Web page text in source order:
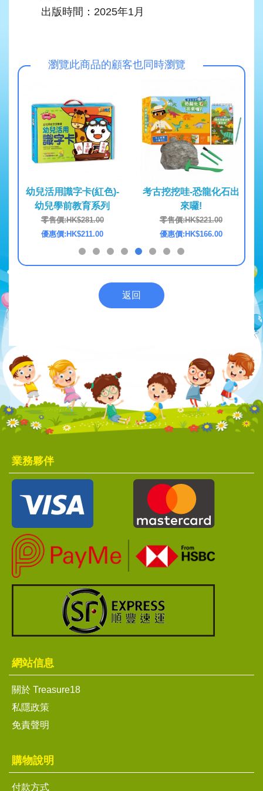
出版時間：2025年1月
瀏覽此商品的顧客也同時瀏覽
幼兒活用識字卡(紅色)-
幼兒學前教育系列
零售價:HK$281.00
優惠價:HK$211.00
考古挖挖哇-恐龍化石出
來囉!
零售價:HK$221.00
優惠價:HK$166.00
返回
業務夥伴
網站信息
關於 Treasure18
私隱政策
免責聲明
購物說明
付款方式